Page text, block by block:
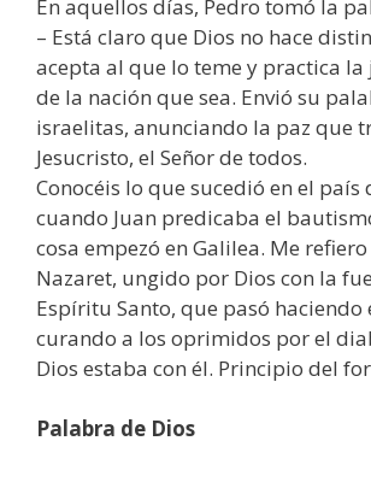
En aquellos días, Pedro tomó la
– Está claro que Dios no hace
acepta al que lo teme y practica la
de la nación que sea. Envió su
israelitas, anunciando la paz que
Jesucristo, el Señor de todos.
Conocéis lo que sucedió en el país
cuando Juan predicaba el
cosa empezó en Galilea. Me refiero
Nazaret, ungido por Dios con la
Espíritu Santo, que pasó haciendo
curando a los oprimidos por el
Dios estaba con él. Principio del
Palabra de Dios